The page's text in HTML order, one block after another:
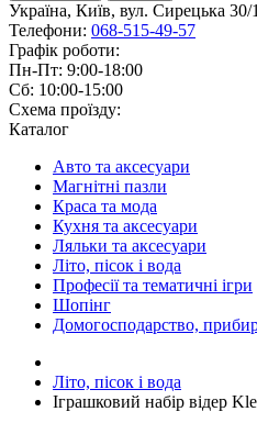
Україна, Київ, вул. Сирецька 30/1
Телефони: 068-515-49-57
Графік роботи:
Пн-Пт: 9:00-18:00
Сб: 10:00-15:00
Схема проїзду:
Каталог
Авто та аксесуари
Магнітні пазли
Краса та мода
Кухня та аксесуари
Ляльки та аксесуари
Літо, пісок і вода
Професії та тематичні ігри
Шопінг
Домогосподарство,
Літо, пісок і вода
Іграшковий набір відер